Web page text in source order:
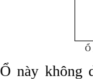
Ổ
Ổ này không